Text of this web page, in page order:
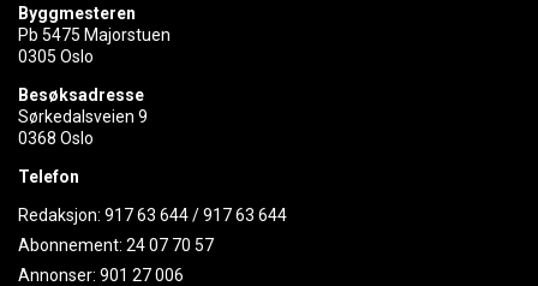
Byggmesteren
Pb 5475 Majorstuen
0305 Oslo
Besøksadresse
Sørkedalsveien 9
0368 Oslo
Telefon
Redaksjon: 917 63 644/917 63 644
Abonnement: 24 07 70 57
Annonser: 901 27 006